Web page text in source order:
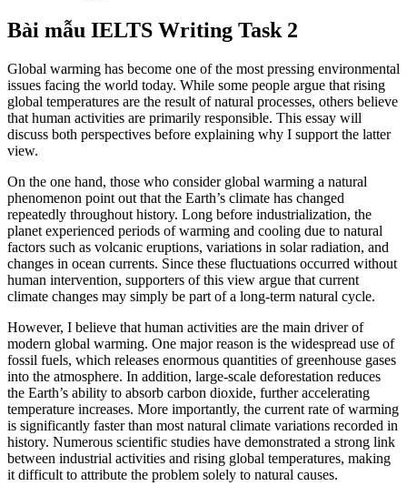
Bài mẫu IELTS Writing Task 2
Global warming has become one of the most pressing environmental
issues facing the world today. While some people argue that rising
global temperatures are the result of natural processes, others believe
that human activities are primarily responsible. This essay will
discuss both perspectives before explaining why I support the latter
view.
On the one hand, those who consider global warming a natural
phenomenon point out that the Earth’s climate has changed
repeatedly throughout history. Long before industrialization, the
planet experienced periods of warming and cooling due to natural
factors such as volcanic eruptions, variations in solar radiation, and
changes in ocean currents. Since these fluctuations occurred without
human intervention, supporters of this view argue that current
climate changes may simply be part of a long-term natural cycle.
However, I believe that human activities are the main driver of
modern global warming. One major reason is the widespread use of
fossil fuels, which releases enormous quantities of greenhouse gases
into the atmosphere. In addition, large-scale deforestation reduces
the Earth’s ability to absorb carbon dioxide, further accelerating
temperature increases. More importantly, the current rate of warming
is significantly faster than most natural climate variations recorded in
history. Numerous scientific studies have demonstrated a strong link
between industrial activities and rising global temperatures, making
it difficult to attribute the problem solely to natural causes.